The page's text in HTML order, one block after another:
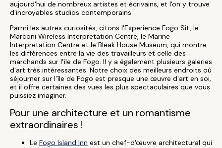
aujourd'hui de nombreux artistes et écrivains, et l'on y trouve
d'incroyables studios contemporains.
Parmi les autres curiosités, citons l'Experience Fogo Sit, le
Marconi Wireless Interpretation Centre, le Marine
Interpretation Centre et le Bleak House Museum, qui montre
les différences entre la vie des travailleurs et celle des
marchands sur l'île de Fogo. Il y a également plusieurs galeries
d'art très intéressantes. Notre choix des meilleurs endroits où
séjourner sur l'île de Fogo est presque une œuvre d'art en soi,
et il offre certaines des vues les plus spectaculaires que vous
puissiez imaginer.
Pour une architecture et un romantisme
extraordinaires !
Le Fogo Island Inn est un chef-d'œuvre architectural qui